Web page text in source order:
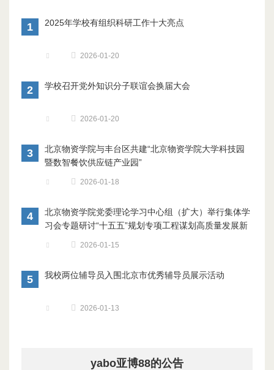
1 2025年学校有组织科研工作十大亮点
2026-01-20
2 学校召开党外知识分子联谊会换届大会
2026-01-20
3
北京物资学院与丰台区共建“北京物资学院大学科技园
暨数智餐饮供应链产业园”
2026-01-18
4
北京物资学院党委理论学习中心组（扩大）举行集体学
习会专题研讨“十五五”规划专项工程谋划高质量发展新
2026-01-15
5 ​我校两位辅导员入围北京市优秀辅导员展示活动
2026-01-13
yabo亚博88的公告